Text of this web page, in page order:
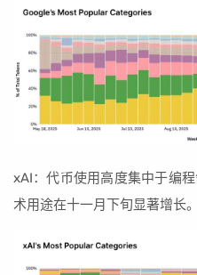
xAI：代币使用高度集中于编
术用途在十一月下旬显著增长。